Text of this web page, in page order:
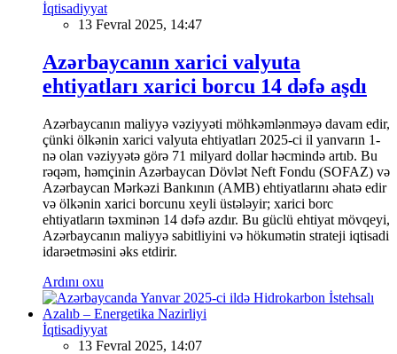
İqtisadiyyat
13 Fevral 2025, 14:47
Azərbaycanın xarici valyuta
ehtiyatları xarici borcu 14 dəfə aşdı
Azərbaycanın maliyyə vəziyyəti möhkəmlənməyə davam edir,
çünki ölkənin xarici valyuta ehtiyatları 2025-ci il yanvarın 1-
nə olan vəziyyətə görə 71 milyard dollar həcmində artıb. Bu
rəqəm, həmçinin Azərbaycan Dövlət Neft Fondu (SOFAZ) və
Azərbaycan Mərkəzi Bankının (AMB) ehtiyatlarını əhatə edir
və ölkənin xarici borcunu xeyli üstələyir; xarici borc
ehtiyatların təxminən 14 dəfə azdır. Bu güclü ehtiyat mövqeyi,
Azərbaycanın maliyyə sabitliyini və hökumətin strateji iqtisadi
idarəetməsini əks etdirir.
Ardını oxu
İqtisadiyyat
13 Fevral 2025, 14:07